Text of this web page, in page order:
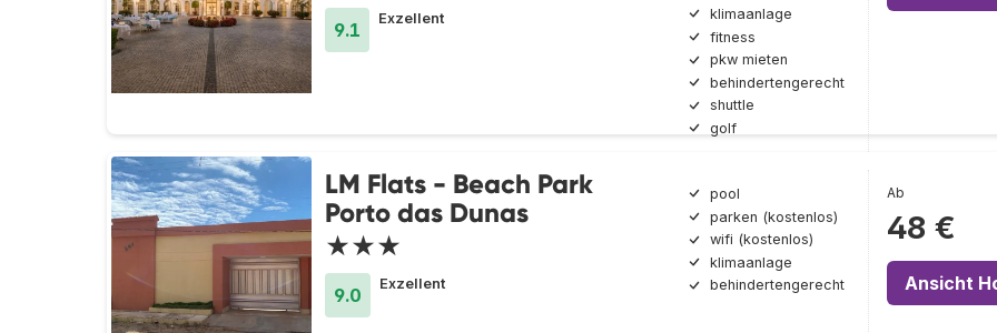
9.1
Exzellent
klimaanlage
fitness
pkw mieten
behindertengerecht
shuttle
golf
LM Flats - Beach Park
Porto das Dunas
★★★
9.0
Exzellent
pool
parken (kostenlos)
wifi (kostenlos)
klimaanlage
behindertengerecht
Ab
48 €
Ansicht